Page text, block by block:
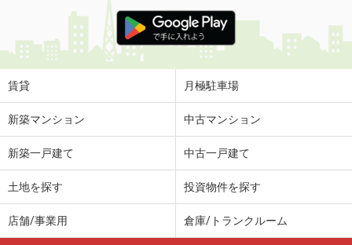
賃貸 月極駐車場
新築マンション 中古マンション
新築一戸建て 中古一戸建て
土地を探す 投資物件を探す
店舗/事業用 倉庫/トランクルーム